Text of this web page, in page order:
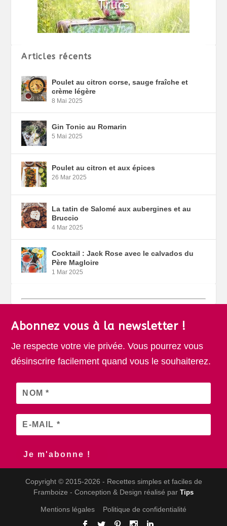
Articles récents
Poulet au citron corse, sauge fraîche et
crème légère
8 Mai 2025
Gin Tonic au Romarin
5 Mai 2025
Poulet au citron et aux épices
26 Mar 2025
La tatin de Salomé aux aubergines et au
Bruccio
4 Mar 2025
Cocktail : Jack Rose avec le calvados du
Père Magloire
1 Mar 2025
Abonnez vous à la newsletter !
Je respecte votre vie privée. Vous pourrez vous
désinscrire facilement quand vous le souhaiterez.
Copyright © 2015-2026 - Recettes simples et faciles de
Framboize - Conception & Design réalisé par Tips
Mentions légales Politique de confidentialité